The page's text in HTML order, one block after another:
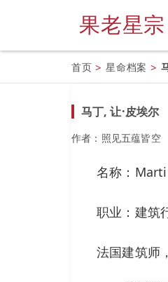
果老星宗
首页 > 星命档案 >
马丁, 让·皮埃尔
作者：照见五蕴皆空
名称：
职业：建筑
法国建筑师